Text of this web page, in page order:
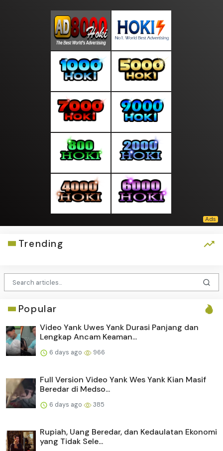
Trending
Popular
Video Yank Uwes Yank Durasi Panjang dan
Lengkap Ancam Keaman...
6 days ago 966
Full Version Video Yank Wes Yank Kian Masif
Beredar di Medso...
6 days ago 385
Rupiah, Uang Beredar, dan Kedaulatan Ekonomi
yang Tidak Sele...